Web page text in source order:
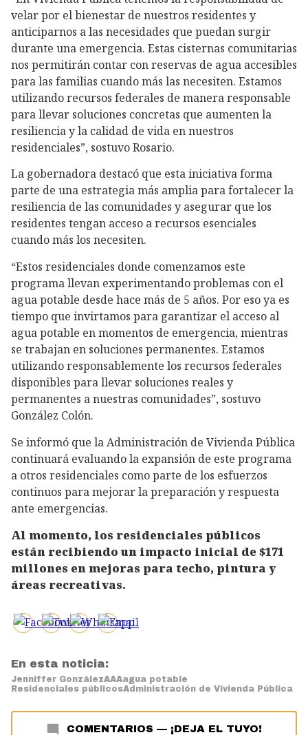
velar por el bienestar de nuestros residentes y
anticiparnos a las necesidades que puedan surgir
durante una emergencia. Estas cisternas comunitarias
nos permitirán contar con reservas de agua accesibles
para las familias cuando más las necesiten. Estamos
utilizando recursos federales de manera responsable
para llevar soluciones concretas que aumenten la
resiliencia y la calidad de vida en nuestros
residenciales”, sostuvo Rosario.
La gobernadora destacó que esta iniciativa forma
parte de una estrategia más amplia para fortalecer la
resiliencia de las comunidades y asegurar que los
residentes tengan acceso a recursos esenciales
cuando más los necesiten.
“Estos residenciales donde comenzamos este
programa llevan experimentando problemas con el
agua potable desde hace más de 5 años. Por eso ya es
tiempo que invirtamos para garantizar el acceso al
agua potable en momentos de emergencia, mientras
se trabajan en soluciones permanentes. Estamos
utilizando responsablemente los recursos federales
disponibles para llevar soluciones reales y
permanentes a nuestras comunidades”, sostuvo
González Colón.
Se informó que la Administración de Vivienda Pública
continuará evaluando la expansión de este programa
a otros residenciales como parte de los esfuerzos
continuos para mejorar la preparación y respuesta
ante emergencias.
Al momento, los residenciales públicos
están recibiendo un impacto inicial de $171
millones en mejoras para techo, pintura y
áreas recreativas.
En esta noticia:
Jenniffer GonzálezAAAagua potable
Residenciales públicosAdministración de Vivienda Pública
COMENTARIOS — ¡DEJA EL TUYO!